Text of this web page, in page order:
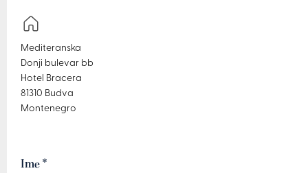
Mediteranska
Donji bulevar bb
Hotel Bracera
81310 Budva
Montenegro
Ime *